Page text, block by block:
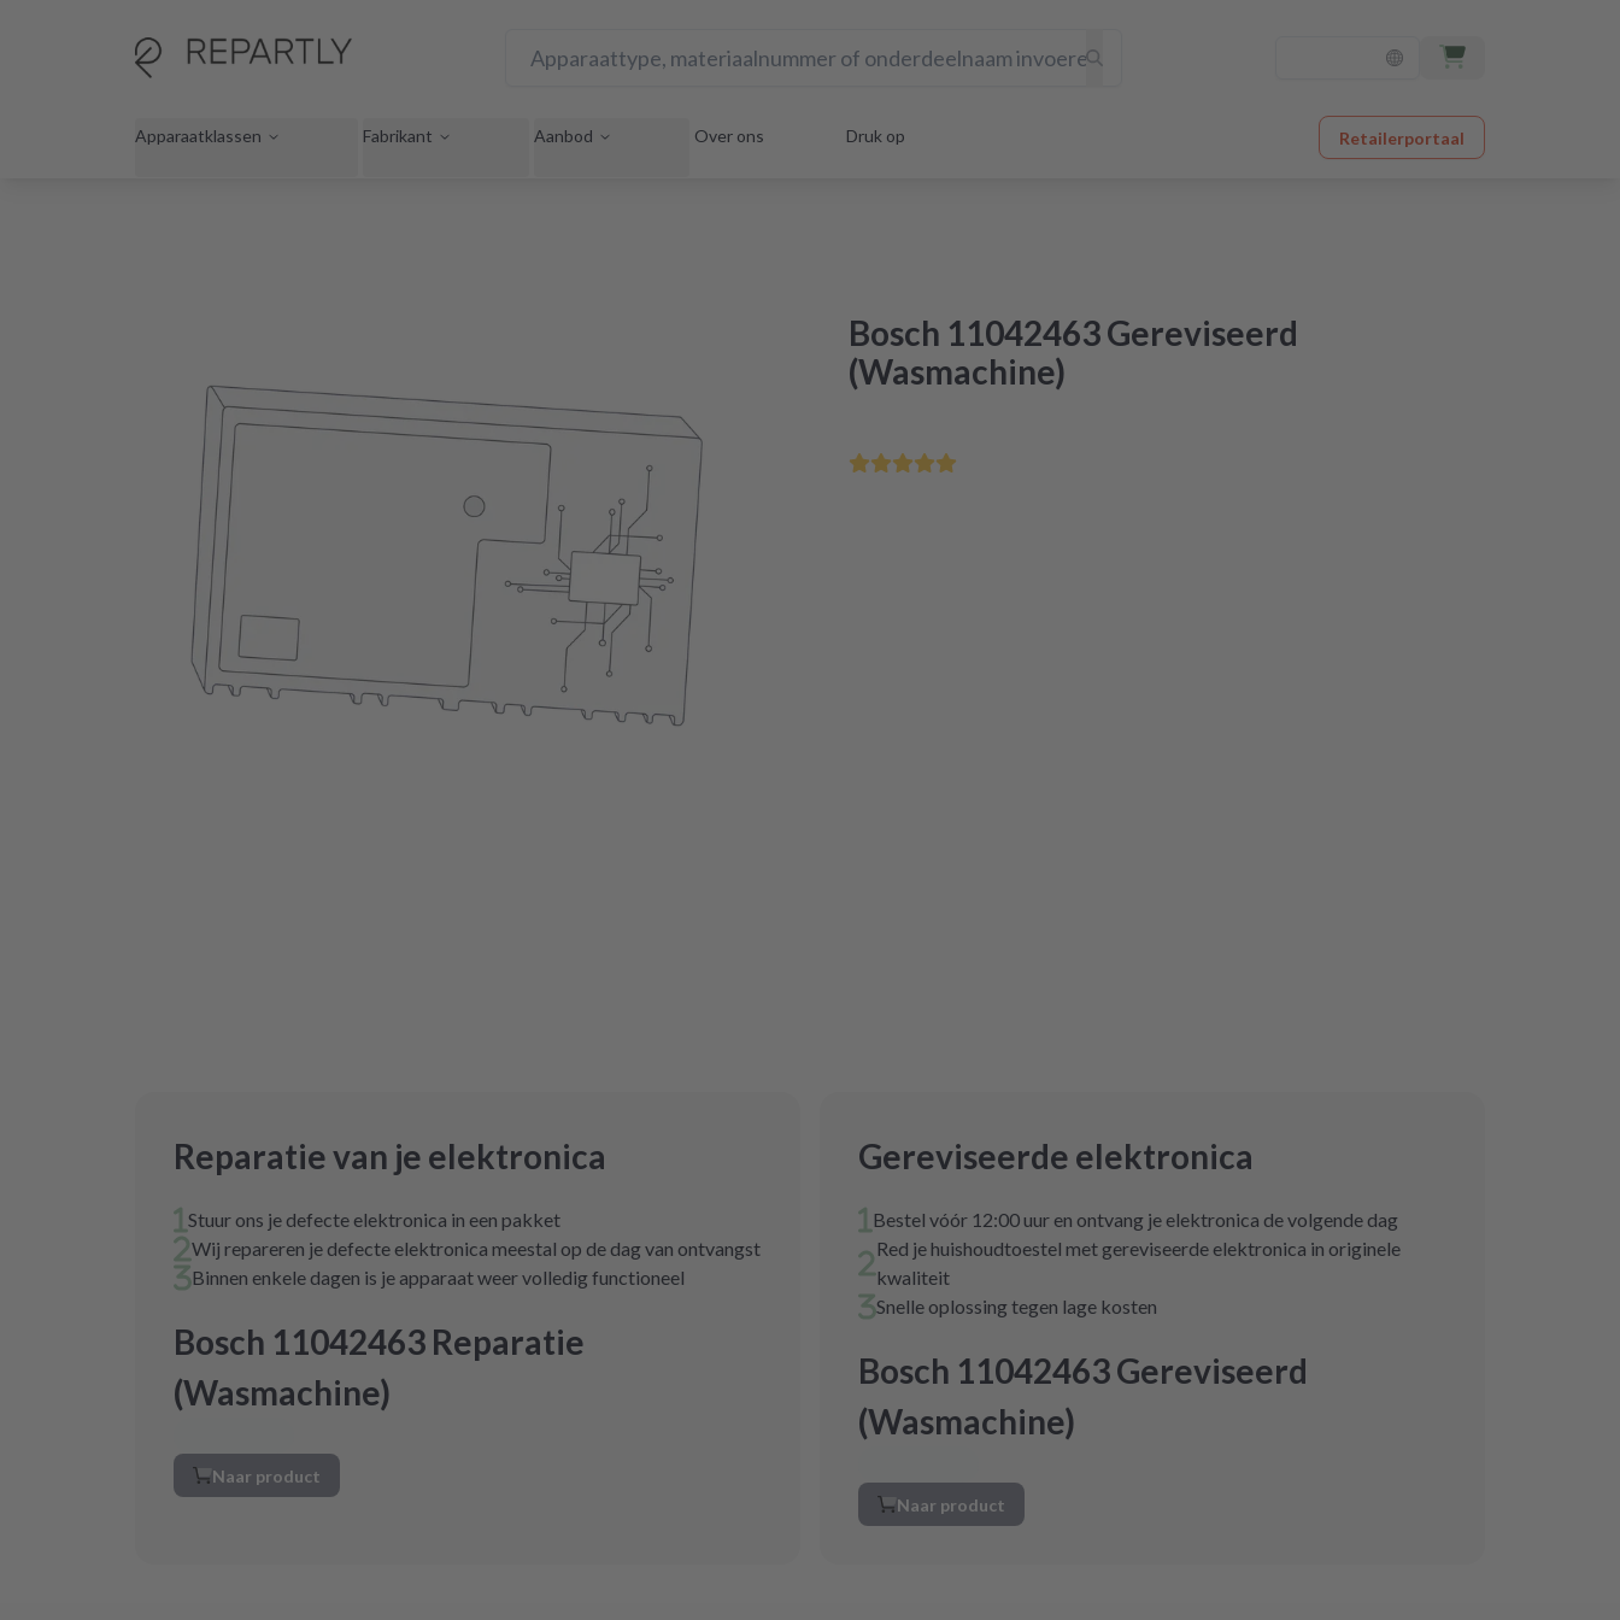
Apparaatklassen Fabrikant Aanbod Over ons Druk op Retailerportaal
Bosch 11042463 Gereviseerd
(Wasmachine)
Reparatie van je elektronica
Stuur ons je defecte elektronica in een pakket
Wij repareren je defecte elektronica meestal op de dag van ontvangst
Binnen enkele dagen is je apparaat weer volledig functioneel
Bosch 11042463 Reparatie
(Wasmachine)
Naar product
Gereviseerde elektronica
Bestel vóór 12:00 uur en ontvang je elektronica de volgende dag
Red je huishoudtoestel met gereviseerde elektronica in originele
kwaliteit
Snelle oplossing tegen lage kosten
Bosch 11042463 Gereviseerd
(Wasmachine)
Naar product